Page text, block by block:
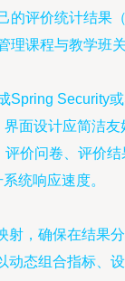
的评价统计结果
理课程与教学班
Spring Security
面设计应简洁友
价问卷、评价结
统响应速度。
，确保在结果
态组合指标、